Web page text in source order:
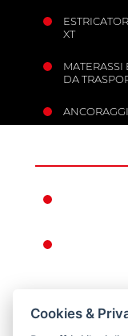
XT
MATERASSI
DA
Cookies &